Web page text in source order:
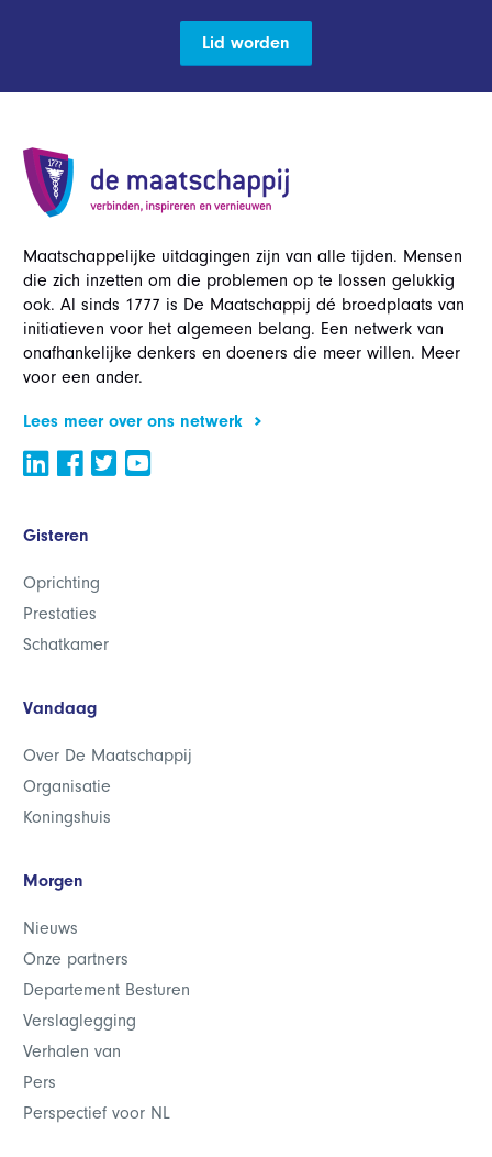
Lid worden
Maatschappelijke uitdagingen zijn van alle tijden. Mensen
die zich inzetten om die problemen op te lossen gelukkig
ook. Al sinds 1777 is De Maatschappij dé broedplaats van
initiatieven voor het algemeen belang. Een netwerk van
onafhankelijke denkers en doeners die meer willen. Meer
voor een ander.
Lees meer over ons netwerk
Gisteren
Oprichting
Prestaties
Schatkamer
Vandaag
Over De Maatschappij
Organisatie
Koningshuis
Morgen
Nieuws
Onze partners
Departement Besturen
Verslaglegging
Verhalen van
Pers
Perspectief voor NL